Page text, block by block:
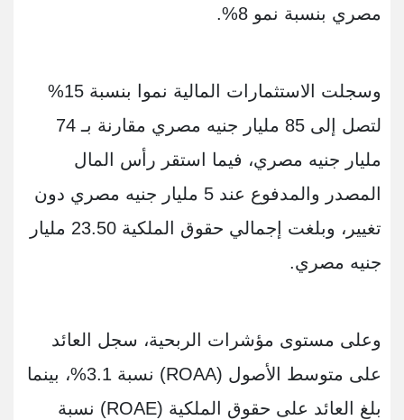
مصري بنسبة نمو 8%.
وسجلت الاستثمارات المالية نموا بنسبة 15%
لتصل إلى 85 مليار جنيه مصري مقارنة بـ 74
مليار جنيه مصري، فيما استقر رأس المال
المصدر والمدفوع عند 5 مليار جنيه مصري دون
تغيير، وبلغت إجمالي حقوق الملكية 23.50 مليار
جنيه مصري.
وعلى مستوى مؤشرات الربحية، سجل العائد
على متوسط الأصول (ROAA) نسبة 3.1%، بينما
بلغ العائد على حقوق الملكية (ROAE) نسبة